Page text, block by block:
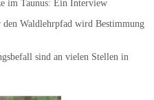
im Taunus: Ein Interview
Waldlehrpfad wird Bestimmung
sind an vielen Stellen in